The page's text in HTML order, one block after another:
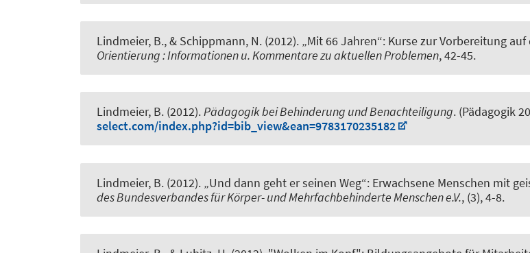
Lindmeier, B., & Schippmann, N. (2012). „Mit 66 Jahren“: Kurse zur Vorbereitung
Orientierung : Informationen u. Kommentare zu aktuellen Problemen, 42-45.
Lindmeier, B. (2012).Pädagogik bei Behinderung und Benachteiligung. (Pädagogik
select.com/index.php?id=bib_view&ean=9783170235182
Lindmeier, B. (2012). „Und dann geht er seinen Weg“: Erwachsene Menschen mit
des Bundesverbandes für Körper- und Mehrfachbehinderte Menschen e.V., (3), 4-8.